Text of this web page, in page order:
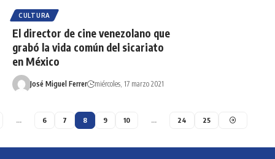
CULTURA
El director de cine venezolano que
grabó la vida común del sicariato
en México
José Miguel Ferrer miércoles, 17 marzo 2021
… 6 7 8 9 10 … 24 25